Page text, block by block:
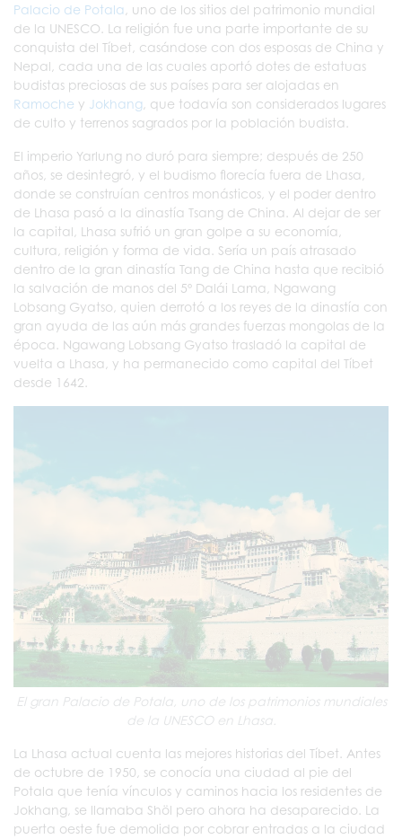
Palacio de Potala, uno de los sitios del patrimonio mundial
de la UNESCO. La religión fue una parte importante de su
conquista del Tíbet, casándose con dos esposas de China y
Nepal, cada una de las cuales aportó dotes de estatuas
budistas preciosas de sus países para ser alojadas en
Ramoche y Jokhang, que todavía son considerados lugares
de culto y terrenos sagrados por la población budista.
El imperio Yarlung no duró para siempre; después de 250
años, se desintegró, y el budismo florecía fuera de Lhasa,
donde se construían centros monásticos, y el poder dentro
de Lhasa pasó a la dinastía Tsang de China. Al dejar de ser
la capital, Lhasa sufrió un gran golpe a su economía,
cultura, religión y forma de vida. Sería un país atrasado
dentro de la gran dinastía Tang de China hasta que recibió
la salvación de manos del 5º Dalái Lama, Ngawang
Lobsang Gyatso, quien derrotó a los reyes de la dinastía con
gran ayuda de las aún más grandes fuerzas mongolas de la
época. Ngawang Lobsang Gyatso trasladó la capital de
vuelta a Lhasa, y ha permanecido como capital del Tíbet
desde 1642.
El gran Palacio de Potala, uno de los patrimonios mundiales
de la UNESCO en Lhasa.
La Lhasa actual cuenta las mejores historias del Tíbet. Antes
de octubre de 1950, se conocía una ciudad al pie del
Potala que tenía vínculos y caminos hacia los residentes de
Jokhang, se llamaba Shöl pero ahora ha desaparecido. La
puerta oeste fue demolida por cobrar entradas a la ciudad